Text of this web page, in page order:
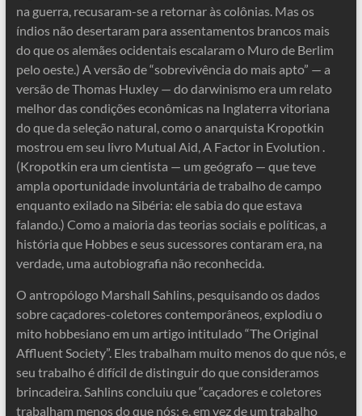
na guerra, recusaram-se a retornar às colônias. Mas os
índios não desertaram para assentamentos brancos mais
do que os alemães ocidentais escalaram o Muro de Berlim
pelo oeste.) A versão de “sobrevivência do mais apto” — a
versão de Thomas Huxley — do darwinismo era um relato
melhor das condições econômicas na Inglaterra vitoriana
do que da seleção natural, como o anarquista Kropotkin
mostrou em seu livro Mutual Aid, A Factor in Evolution .
(Kropotkin era um cientista — um geógrafo — que teve
ampla oportunidade involuntária de trabalho de campo
enquanto exilado na Sibéria: ele sabia do que estava
falando.) Como a maioria das teorias sociais e políticas, a
história que Hobbes e seus sucessores contaram era, na
verdade, uma autobiografia não reconhecida.
O antropólogo Marshall Sahlins, pesquisando os dados
sobre caçadores-coletores contemporâneos, explodiu o
mito hobbesiano em um artigo intitulado “The Original
Affluent Society”. Eles trabalham muito menos do que nós, e
seu trabalho é difícil de distinguir do que consideramos
brincadeira. Sahlins concluiu que “caçadores e coletores
trabalham menos do que nós; e, em vez de um trabalho